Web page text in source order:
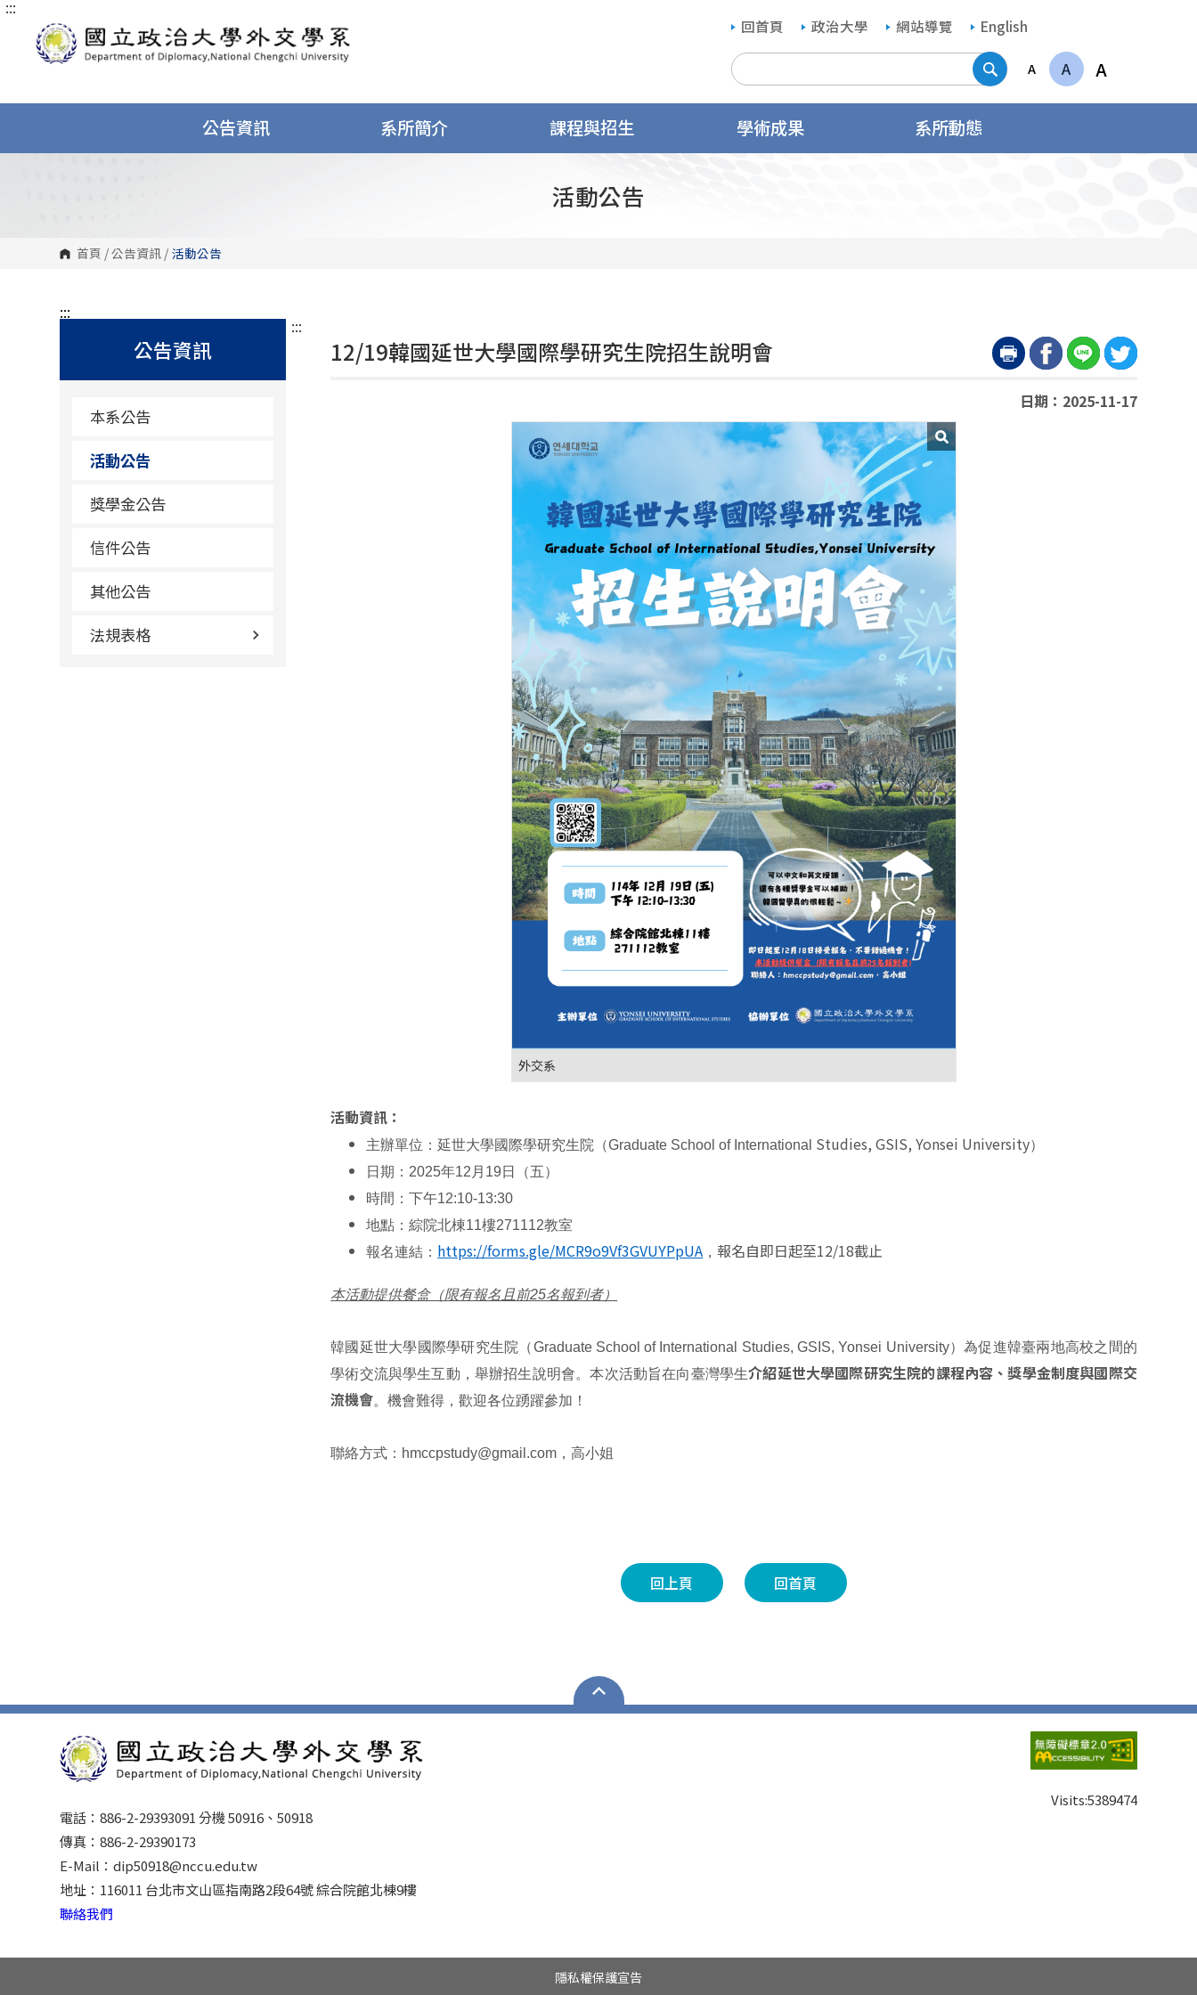
跳
塊
:::
回首頁 政治大學 網站導覽 English
搜尋A A A
公告資訊 系所簡介 課程與招生 學術成果 系所動態
活動公告
首頁 /公告資訊 / 活動公告
:::
公告資訊
本系公告
活動公告
獎學金公告
信件公告
其他公告
法規表格
:::
12/19韓國延世大學國際學研究生院招生說明會
日期：2025-11-17
外交系
活動資訊：
主辦單位：延世大學國際學研究生院（Graduate School of International Studies, GSIS, Yonsei University）
日期：2025年12月19日（五）
時間：下午12:10-13:30
地點：綜院北棟11樓271112教室
報名連結： https://forms.gle/MCR9o9Vf3GVUYPpUA ， 報名自即日起至12/18截止
本活動提供餐盒（限有報名且前25名報到者）
韓國延世大學國際學研究生院（Graduate School of International Studies, GSIS, Yonsei University）為促進韓臺兩地高校之間的
學術交流與學生互動，舉辦招生說明會。本次活動旨在向臺灣學生介紹延世大學國際研究生院的課程內容、獎學金制度與國際交
流機會。機會難得，歡迎各位踴躍參加！
聯絡方式：hmccpstudy@gmail.com，高小姐
回上頁 回首頁
電話：886-2-29393091 分機 50916、50918
傳真：886-2-29390173
E-Mail：dip50918@nccu.edu.tw
地址：116011 台北市文山區指南路2段64號 綜合院館北棟9樓
聯絡我們
Visits:5389474
隱私權保護宣告